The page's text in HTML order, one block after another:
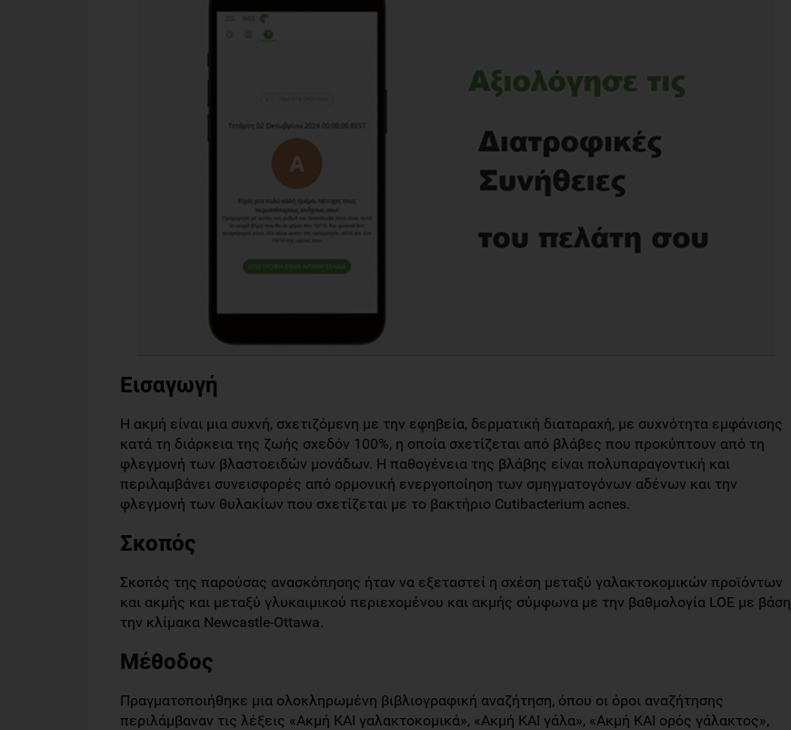
Εισαγωγή
Η ακμή είναι μια συχνή, σχετιζόμενη με την εφηβεία, δερματική διαταραχή, με συχνότητα εμφάνισης
κατά τη διάρκεια της ζωής σχεδόν 100%, η οποία σχετίζεται από βλάβες που προκύπτουν από τη
φλεγμονή των βλαστοειδών μονάδων. Η παθογένεια της βλάβης είναι πολυπαραγοντική και
περιλαμβάνει συνεισφορές από ορμονική ενεργοποίηση των σμηγματογόνων αδένων και την
φλεγμονή των θυλακίων που σχετίζεται με το βακτήριο Cutibacterium acnes.
Σκοπός
Σκοπός της παρούσας ανασκόπησης ήταν να εξεταστεί η σχέση μεταξύ γαλακτοκομικών προϊόντων
και ακμής και μεταξύ γλυκαιμικού περιεχομένου και ακμής σύμφωνα με την βαθμολογία LOE με βάση
την κλίμακα Newcastle-Ottawa.
Μέθοδος
Πραγματοποιήθηκε μια ολοκληρωμένη βιβλιογραφική αναζήτηση, όπου οι όροι αναζήτησης
περιλάμβαναν τις λέξεις «Ακμή ΚΑΙ γαλακτοκομικά», «Ακμή ΚΑΙ γάλα», «Ακμή ΚΑΙ ορός γάλακτος»,